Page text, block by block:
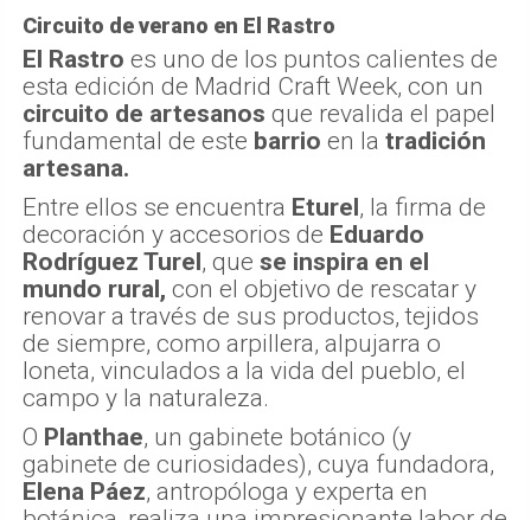
Entre ellos se encuentraEturel
decoración y accesorios de
Eduardo
Rodríguez Turel, quese inspira en el
mundo rural,con el objetivo de rescatar y
renovar a través de sus productos, tejidos
de siempre, como arpillera, alpujarra o
loneta, vinculados a la vida del pueblo, el
campo y la naturaleza.
OPlanthae, un gabinete botánico (y
gabinete de curiosidades), cuya fundadora,
Elena Páez, antropóloga y experta en
botánica, realiza una impresionante labor de
coleccionismo y venta de plantas exóticas
y de maceteros de diseño artesano.
Participan, además, Mario Cruz Designer,
Morueco Ceramics y Clarina Ceramics.
...y en el barrio de las Letras